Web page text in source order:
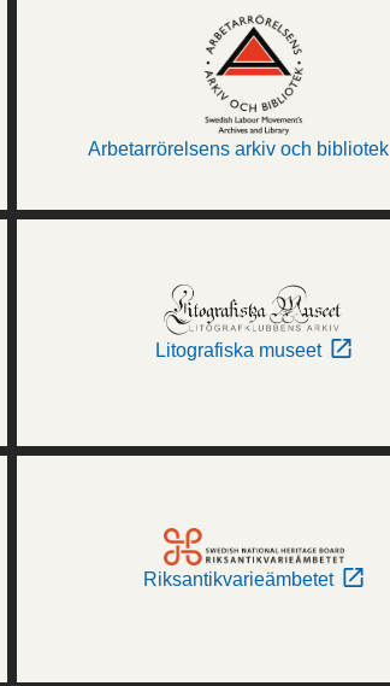
Arbetarrörelsens arkiv och bibliotek
Litografiska museet
Riksantikvarieämbetet